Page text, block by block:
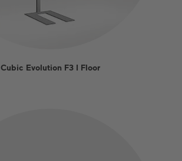
Cubic Evolution F3 I Floor